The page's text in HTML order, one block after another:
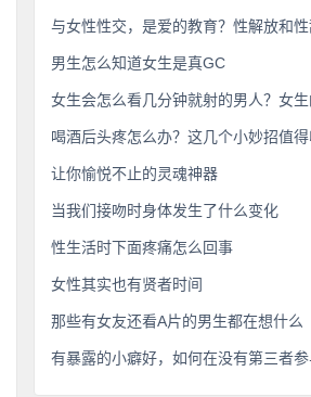
与女性性交，是爱的教育？性解放和
男生怎么知道女生是真GC
女生会怎么看几分钟就射的男人？女
喝酒后头疼怎么办？这几个小妙招值
让你愉悦不止的灵魂神器
当我们接吻时身体发生了什么变化
性生活时下面疼痛怎么回事
女性其实也有贤者时间
那些有女友还看A片的男生都在想什么
有暴露的小癖好，如何在没有第三者